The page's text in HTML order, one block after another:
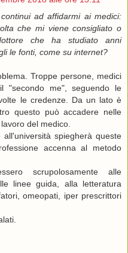
ad affidarmi ai medici:
che mi viene consigliato o
che ha studiato anni
le fonti, come su internet?
Troppe persone, medici
"secondo me", seguendo le
le credenze. Da un lato è
questo può accadere nelle
del medico.
spiegherà queste
accenna al metodo
scrupolosamente alle
linee guida, alla letteratura
omeopati, iper prescrittori